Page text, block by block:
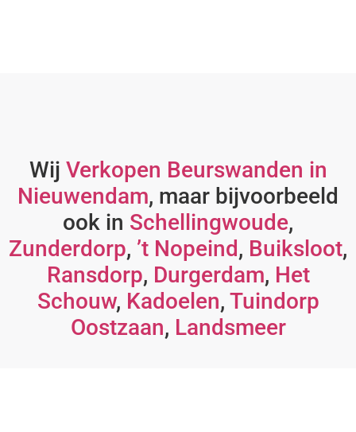
Wij Verkopen Beurswanden in
Nieuwendam, maar bijvoorbeeld
ook in Schellingwoude,
Zunderdorp, ’t Nopeind, Buiksloot,
Ransdorp, Durgerdam, Het
Schouw, Kadoelen, Tuindorp
Oostzaan, Landsmeer